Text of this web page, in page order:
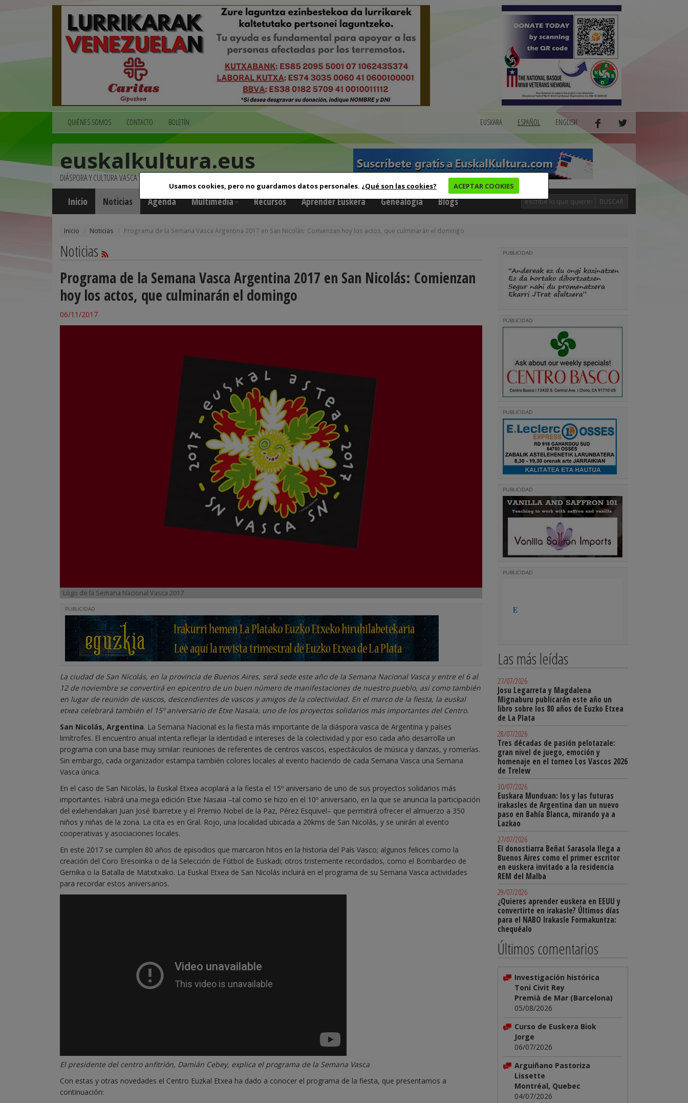
Usamos cookies, pero no guardamos datos personales. ¿Qué son las cookies? ACEPTAR COOKIES
QUIÉNES SOMOS CONTACTO BOLETÍN EUSKARA ESPAÑOL ENGLISH
euskalkultura.eus
DIÁSPORA Y CULTURA VASCA
Inicio Noticias Agenda Multimedia Recursos Aprender Euskera Genealogía Blogs BUSCAR
Inicio Noticias Programa de la Semana Vasca Argentina 2017 en San Nicolás: Comienzan hoy los actos, que culminarán el domingo
Noticias
Programa de la Semana Vasca Argentina 2017 en San Nicolás: Comienzan
hoy los actos, que culminarán el domingo
06/11/2017
Logo de la Semana Nacional Vasca 2017
PUBLICIDAD
La ciudad de San Nicolás, en la provincia de Buenos Aires, será sede este año de la Semana Nacional Vasca y entre el 6 al
12 de noviembre se convertirá en epicentro de un buen número de manifestaciones de nuestro pueblo, así como también
en lugar de reunión de vascos, descendientes de vascos y amigos de la colectividad. En el marco de la fiesta, la euskal
etxea celebrará también el 15º aniversario de Etxe Nasaia, uno de los proyectos solidarios más importantes del Centro.
San Nicolás, Argentina. La Semana Nacional es la fiesta más importante de la diáspora vasca de Argentina y países
limítrofes. El encuentro anual intenta reflejar la identidad e intereses de la colectividad y por eso cada año desarrolla un
programa con una base muy similar: reuniones de referentes de centros vascos, espectáculos de música y danzas, y romerías.
Sin embargo, cada organizador estampa también colores locales al evento haciendo de cada Semana Vasca una Semana
Vasca única.
En el caso de San Nicolás, la Euskal Etxea acoplará a la fiesta el 15º aniversario de uno de sus proyectos solidarios más
importantes. Habrá una mega edición Etxe Nasaia –tal como se hizo en el 10º aniversario, en la que se anuncia la participación
del exlehendakari Juan José Ibarretxe y el Premio Nobel de la Paz, Pérez Esquivel– que permitirá ofrecer el almuerzo a 350
niños y niñas de la zona. La cita es en Gral. Rojo, una localidad ubicada a 20kms de San Nicolás, y se unirán al evento
cooperativas y asociaciones locales.
En este 2017 se cumplen 80 años de episodios que marcaron hitos en la historia del País Vasco; algunos felices como la
creación del Coro Eresoinka o de la Selección de Fútbol de Euskadi; otros tristemente recordados, como el Bombardeo de
Gernika o la Batalla de Matxitxako. La Euskal Etxea de San Nicolás incluirá en el programa de su Semana Vasca actividades
para recordar estos aniversarios.
El presidente del centro anfitrión, Damián Cebey, explica el programa de la Semana Vasca
Con estas y otras novedades el Centro Euzkal Etxea ha dado a conocer el programa de la fiesta, que presentamos a
continuación:
PUBLICIDAD
PUBLICIDAD
PUBLICIDAD
PUBLICIDAD
PUBLICIDAD
Las más leídas
27/07/2026
Josu Legarreta y Magdalena
Mignaburu publicarán este año un
libro sobre los 80 años de Euzko Etxea
de La Plata
28/07/2026
Tres décadas de pasión pelotazale:
gran nivel de juego, emoción y
homenaje en el torneo Los Vascos 2026
de Trelew
30/07/2026
Euskara Munduan: los y las futuras
irakasles de Argentina dan un nuevo
paso en Bahía Blanca, mirando ya a
Lazkao
27/07/2026
El donostiarra Beñat Sarasola llega a
Buenos Aires como el primer escritor
en euskera invitado a la residencia
REM del Malba
29/07/2026
¿Quieres aprender euskera en EEUU y
convertirte en irakasle? Últimos días
para el NABO Irakasle Formakuntza:
chequéalo
Últimos comentarios
Investigación histórica
Toni Civit Rey
Premià de Mar (Barcelona)
05/08/2026
Curso de Euskera Biok
Jorge
06/07/2026
Arguiñano Pastoriza
Lissette
Montréal, Quebec
04/07/2026